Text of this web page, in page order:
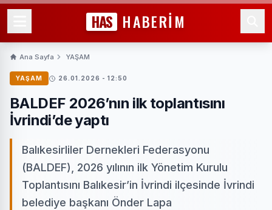
HAS HABERİM
Ana Sayfa YAŞAM
YAŞAM 26.01.2026 - 12:50
BALDEF 2026’nın ilk toplantısını
İvrindi’de yaptı
Balıkesirliler Dernekleri Federasyonu
(BALDEF), 2026 yılının ilk Yönetim Kurulu
Toplantısını Balıkesir’in İvrindi ilçesinde İvrindi
belediye başkanı Önder Lapa